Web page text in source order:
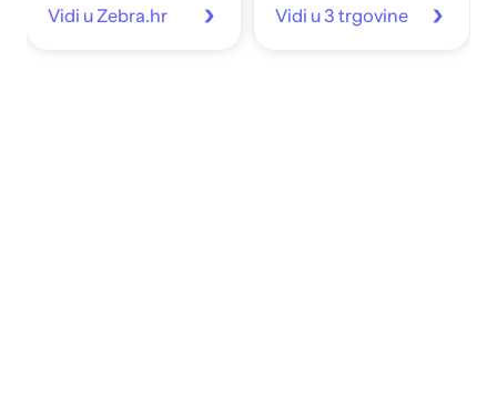
Vidi u Zebra.hr Vidi u 3 trgovine